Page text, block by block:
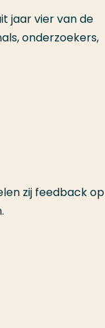
jaar vier van de
onderzoekers,
zij feedback op